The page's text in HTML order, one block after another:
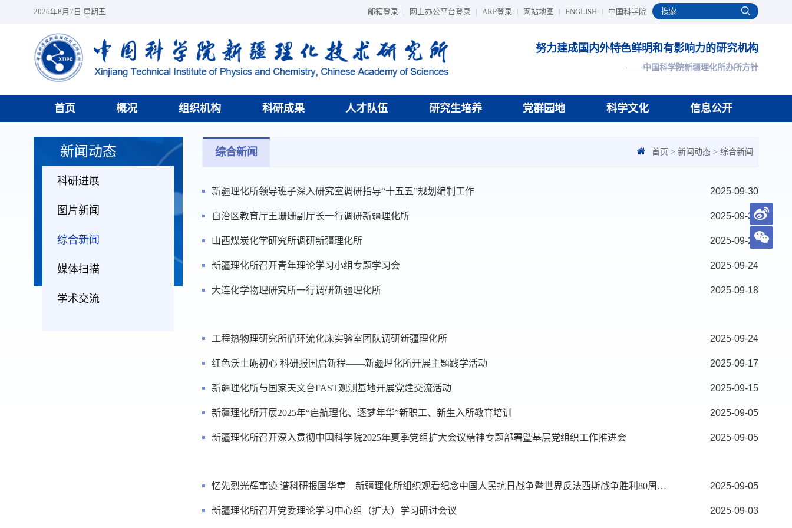
2026年8月7日 星期五 邮箱登录 | 网上办公平台登录 | ARP登录 | 网站地图 | ENGLISH | 中国科学院
努力建成国内外特色鲜明和有影响力的研究机构
——中国科学院新疆理化所办所方针
首页 概况 组织机构 科研成果 人才队伍 研究生培养 党群园地 科学文化 信息公开
新闻动态
科研进展
图片新闻
综合新闻
媒体扫描
学术交流
综合新闻 首页 > 新闻动态 > 综合新闻
2025-09-30
新疆理化所领导班子深入研究室调研指导“十五五”规划编制工作
2025-09-30
自治区教育厅王珊珊副厅长一行调研新疆理化所
2025-09-24
山西煤炭化学研究所调研新疆理化所
2025-09-24
新疆理化所召开青年理论学习小组专题学习会
2025-09-18
大连化学物理研究所一行调研新疆理化所
2025-09-24
工程热物理研究所循环流化床实验室团队调研新疆理化所
2025-09-17
红色沃土砺初心 科研报国启新程——新疆理化所开展主题践学活动
2025-09-15
新疆理化所与国家天文台FAST观测基地开展党建交流活动
2025-09-05
新疆理化所开展2025年“启航理化、逐梦年华”新职工、新生入所教育培训
2025-09-05
新疆理化所召开深入贯彻中国科学院2025年夏季党组扩大会议精神专题部署暨基层党组织工作推进会
2025-09-05
忆先烈光辉事迹 谱科研报国华章—新疆理化所组织观看纪念中国人民抗日战争暨世界反法西斯战争胜利80周年大会直播
2025-09-03
新疆理化所召开党委理论学习中心组（扩大）学习研讨会议